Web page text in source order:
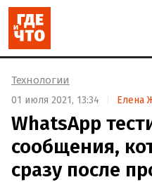
Технологии
01 июля 2021, 13:34 Елена
WhatsApp
сообщения,
сразу после